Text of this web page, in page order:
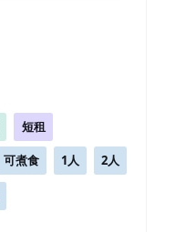
短租
可煮食 1人 2人